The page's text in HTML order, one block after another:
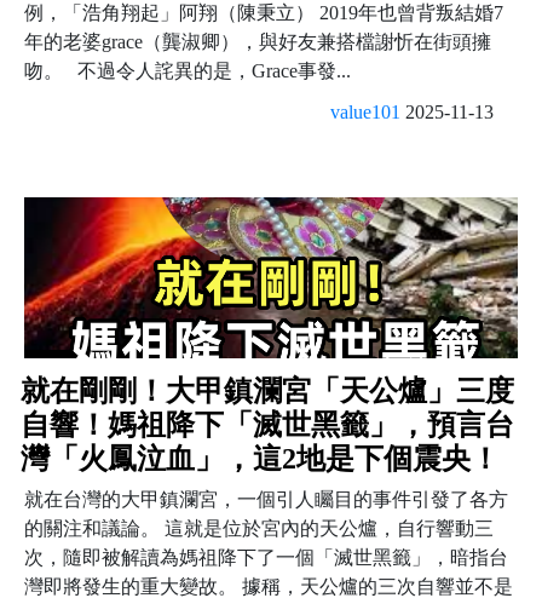
例，「浩角翔起」阿翔（陳秉立） 2019年也曾背叛結婚7
年的老婆grace（龔淑卿），與好友兼搭檔謝忻在街頭擁
吻。 不過令人詫異的是，Grace事發...
value101 2025-11-13
就在剛剛！大甲鎮瀾宮「天公爐」三度
自響！媽祖降下「滅世黑籤」，預言台
灣「火鳳泣血」，這2地是下個震央！
就在台灣的大甲鎮瀾宮，一個引人矚目的事件引發了各方
的關注和議論。 這就是位於宮內的天公爐，自行響動三
次，隨即被解讀為媽祖降下了一個「滅世黑籤」，暗指台
灣即將發生的重大變故。 據稱，天公爐的三次自響並不是